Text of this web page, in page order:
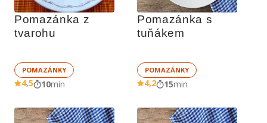
Pomazánka z
tvarohu
POMAZÁNKY
4,5 10min
Pomazánka s
tuňákem
POMAZÁNKY
4,2 15min